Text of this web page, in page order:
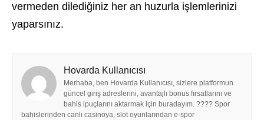
vermeden dilediğiniz her an huzurla işlemlerinizi
yaparsınız.
Hovarda Kullanıcısı
Merhaba, ben Hovarda Kullanıcısı, sizlere platformun
güncel giriş adreslerini, avantajlı bonus fırsatlarını ve
bahis ipuçlarını aktarmak için buradayım. ???? Spor
bahislerinden canlı casinoya, slot oyunlarından e-spor